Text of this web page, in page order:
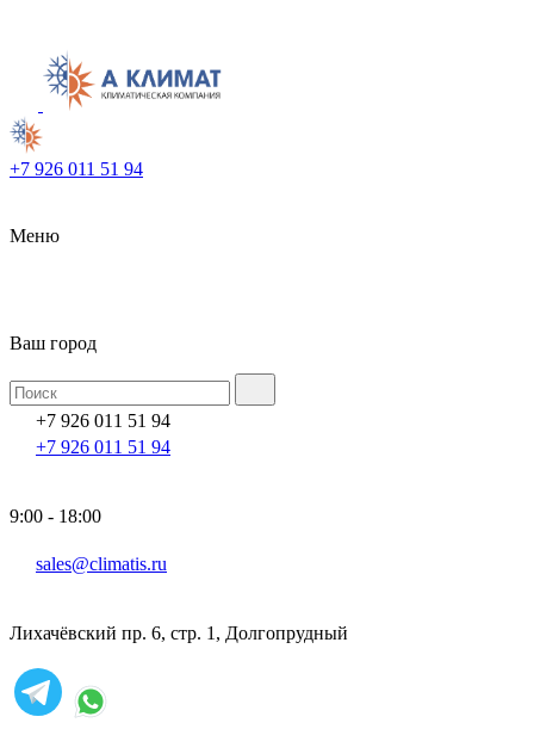
+7 926 011 51 94
Меню
Ваш город
+7 926 011 51 94
+7 926 011 51 94
9:00 - 18:00
sales@climatis.ru
Лихачёвский пр. 6, стр. 1, Долгопрудный